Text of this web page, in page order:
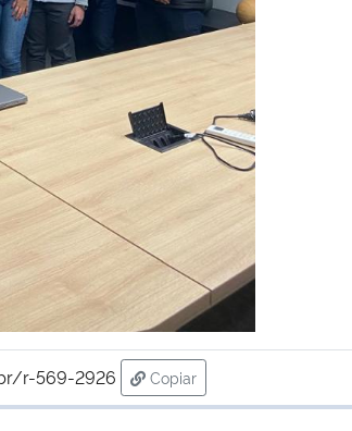
r-569-2926
Copiar
para área de transferência